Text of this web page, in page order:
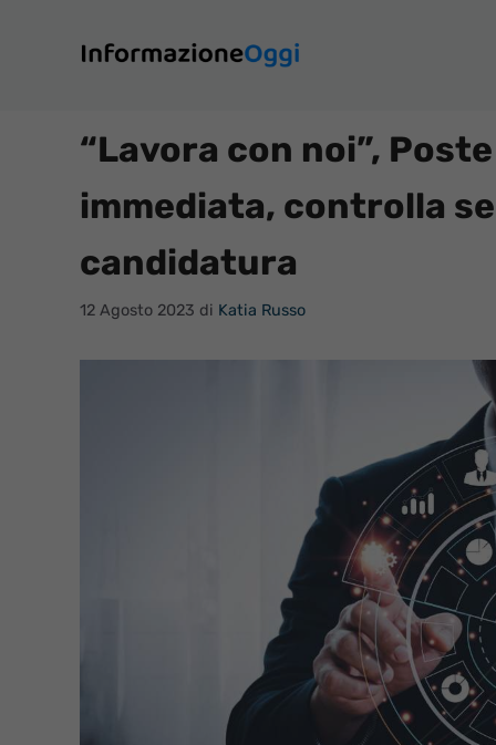
contenuto
“Lavora con noi”,
immediata, controlla
candidatura
12 Agosto 2023 di Katia Russo